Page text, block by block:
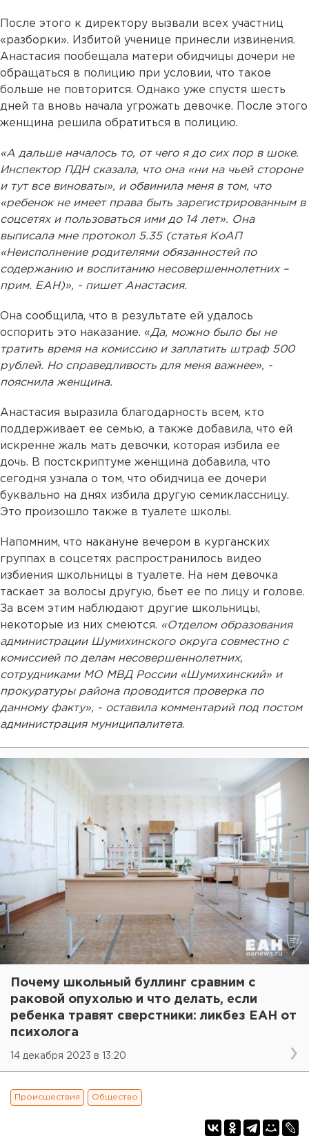
После этого к директору вызвали всех участниц
«разборки». Избитой ученице принесли извинения.
Анастасия пообещала матери обидчицы дочери не
обращаться в полицию при условии, что такое
больше не повторится. Однако уже спустя шесть
дней та вновь начала угрожать девочке. После этого
женщина решила обратиться в полицию.
«А дальше началось то, от чего я до сих пор в шоке.
Инспектор ПДН сказала, что она «ни на чьей стороне
и тут все виноваты», и обвинила меня в том, что
«ребенок не имеет права быть зарегистрированным в
соцсетях и пользоваться ими до 14 лет». Она
выписала мне протокол 5.35 (статья КоАП
«Неисполнение родителями обязанностей по
содержанию и воспитанию несовершеннолетних –
прим. ЕАН)», - пишет Анастасия.
Она сообщила, что в результате ей удалось
оспорить это наказание. «Да, можно было бы не
тратить время на комиссию и заплатить штраф 500
рублей. Но справедливость для меня важнее», -
пояснила женщина.
Анастасия выразила благодарность всем, кто
поддерживает ее семью, а также добавила, что ей
искренне жаль мать девочки, которая избила ее
дочь. В постскриптуме женщина добавила, что
сегодня узнала о том, что обидчица ее дочери
буквально на днях избила другую семиклассницу.
Это произошло также в туалете школы.
Напомним, что накануне вечером в курганских
группах в соцсетях распространилось видео
избиения школьницы в туалете. На нем девочка
таскает за волосы другую, бьет ее по лицу и голове.
За всем этим наблюдают другие школьницы,
некоторые из них смеются. «Отделом образования
администрации Шумихинского округа совместно с
комиссией по делам несовершеннолетних,
сотрудниками МО МВД России «Шумихинский» и
прокуратуры района проводится проверка по
данному факту», - оставила комментарий под постом
администрация муниципалитета.
Почему школьный буллинг сравним с
раковой опухолью и что делать, если
ребенка травят сверстники: ликбез ЕАН от
психолога
14 декабря 2023 в 13:20
Происшествия Общество